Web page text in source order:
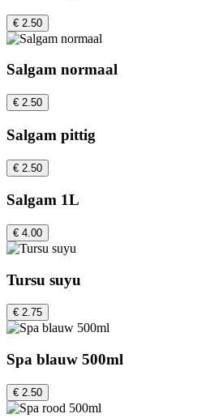
€ 2.50
Salgam normaal
€ 2.50
Salgam pittig
€ 2.50
Salgam 1L
€ 4.00
Tursu suyu
€ 2.75
Spa blauw 500ml
€ 2.50